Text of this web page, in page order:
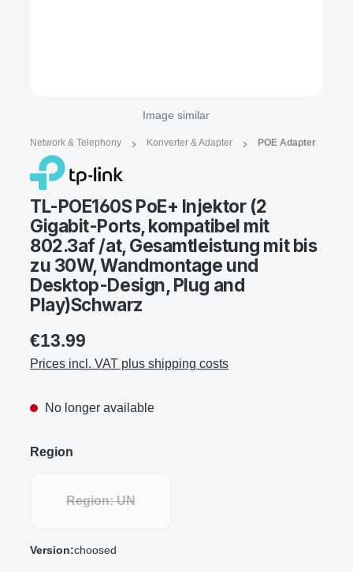
Image similar
Network & Telephony Konverter & Adapter POE Adapter
TL-POE160S PoE+ Injektor (2
Gigabit-Ports, kompatibel mit
802.3af /at, Gesamtleistung mit bis
zu 30W, Wandmontage und
Desktop-Design, Plug and
Play)Schwarz
€13.99
Prices incl. VAT plus shipping costs
No longer available
Region
Region: UN
Version:choosed